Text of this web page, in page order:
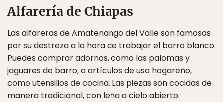
Alfarería de Chiapas
Las alfareras de Amatenango del Valle son famosas
por su destreza a la hora de trabajar el barro blanco.
Puedes comprar adornos, como las palomas y
jaguares de barro, o artículos de uso hogareño,
como utensilios de cocina. Las piezas son cocidas de
manera tradicional, con leña a cielo abierto.